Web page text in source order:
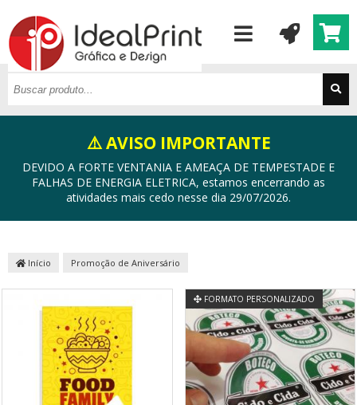
⚠️ AVISO IMPORTANTE
DEVIDO A FORTE VENTANIA E AMEAÇA DE TEMPESTADE E
FALHAS DE ENERGIA ELETRICA, estamos encerrando as
atividades mais cedo nesse dia 29/07/2026.
Início Promoção de Aniversário
FORMATO PERSONALIZADO